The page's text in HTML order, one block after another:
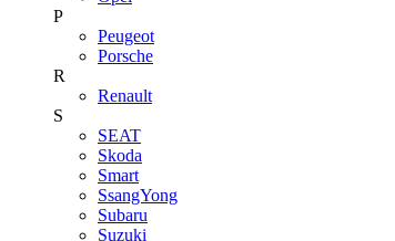
P
Peugeot
Porsche
R
Renault
S
SEAT
Skoda
Smart
SsangYong
Subaru
Suzuki